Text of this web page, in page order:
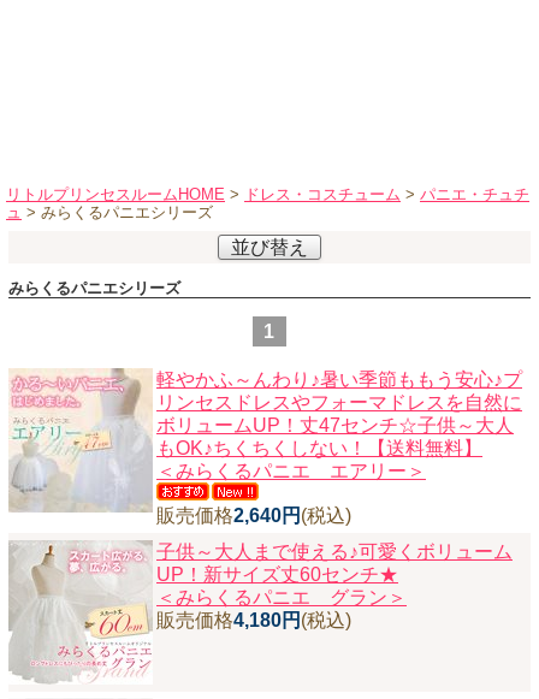
リトルプリンセスルームHOME > ドレス・コスチューム > パニエ・チュチ
ュ > みらくるパニエシリーズ
並び替え
みらくるパニエシリーズ
1
軽やかふ～んわり♪暑い季節ももう安心♪プ
リンセスドレスやフォーマドレスを自然に
ボリュームUP！丈47センチ☆子供～大人
もOK♪ちくちくしない！【送料無料】
＜みらくるパニエ エアリー＞
販売価格2,640円 (税込)
子供～大人まで使える♪可愛くボリューム
UP！新サイズ丈60センチ★
＜みらくるパニエ グラン＞
販売価格4,180円 (税込)
会社概要
返品・交換
サイズの測り方
よくあるご質問
レビューを見る
ブログ
ニュースレター購読
マイページログイン